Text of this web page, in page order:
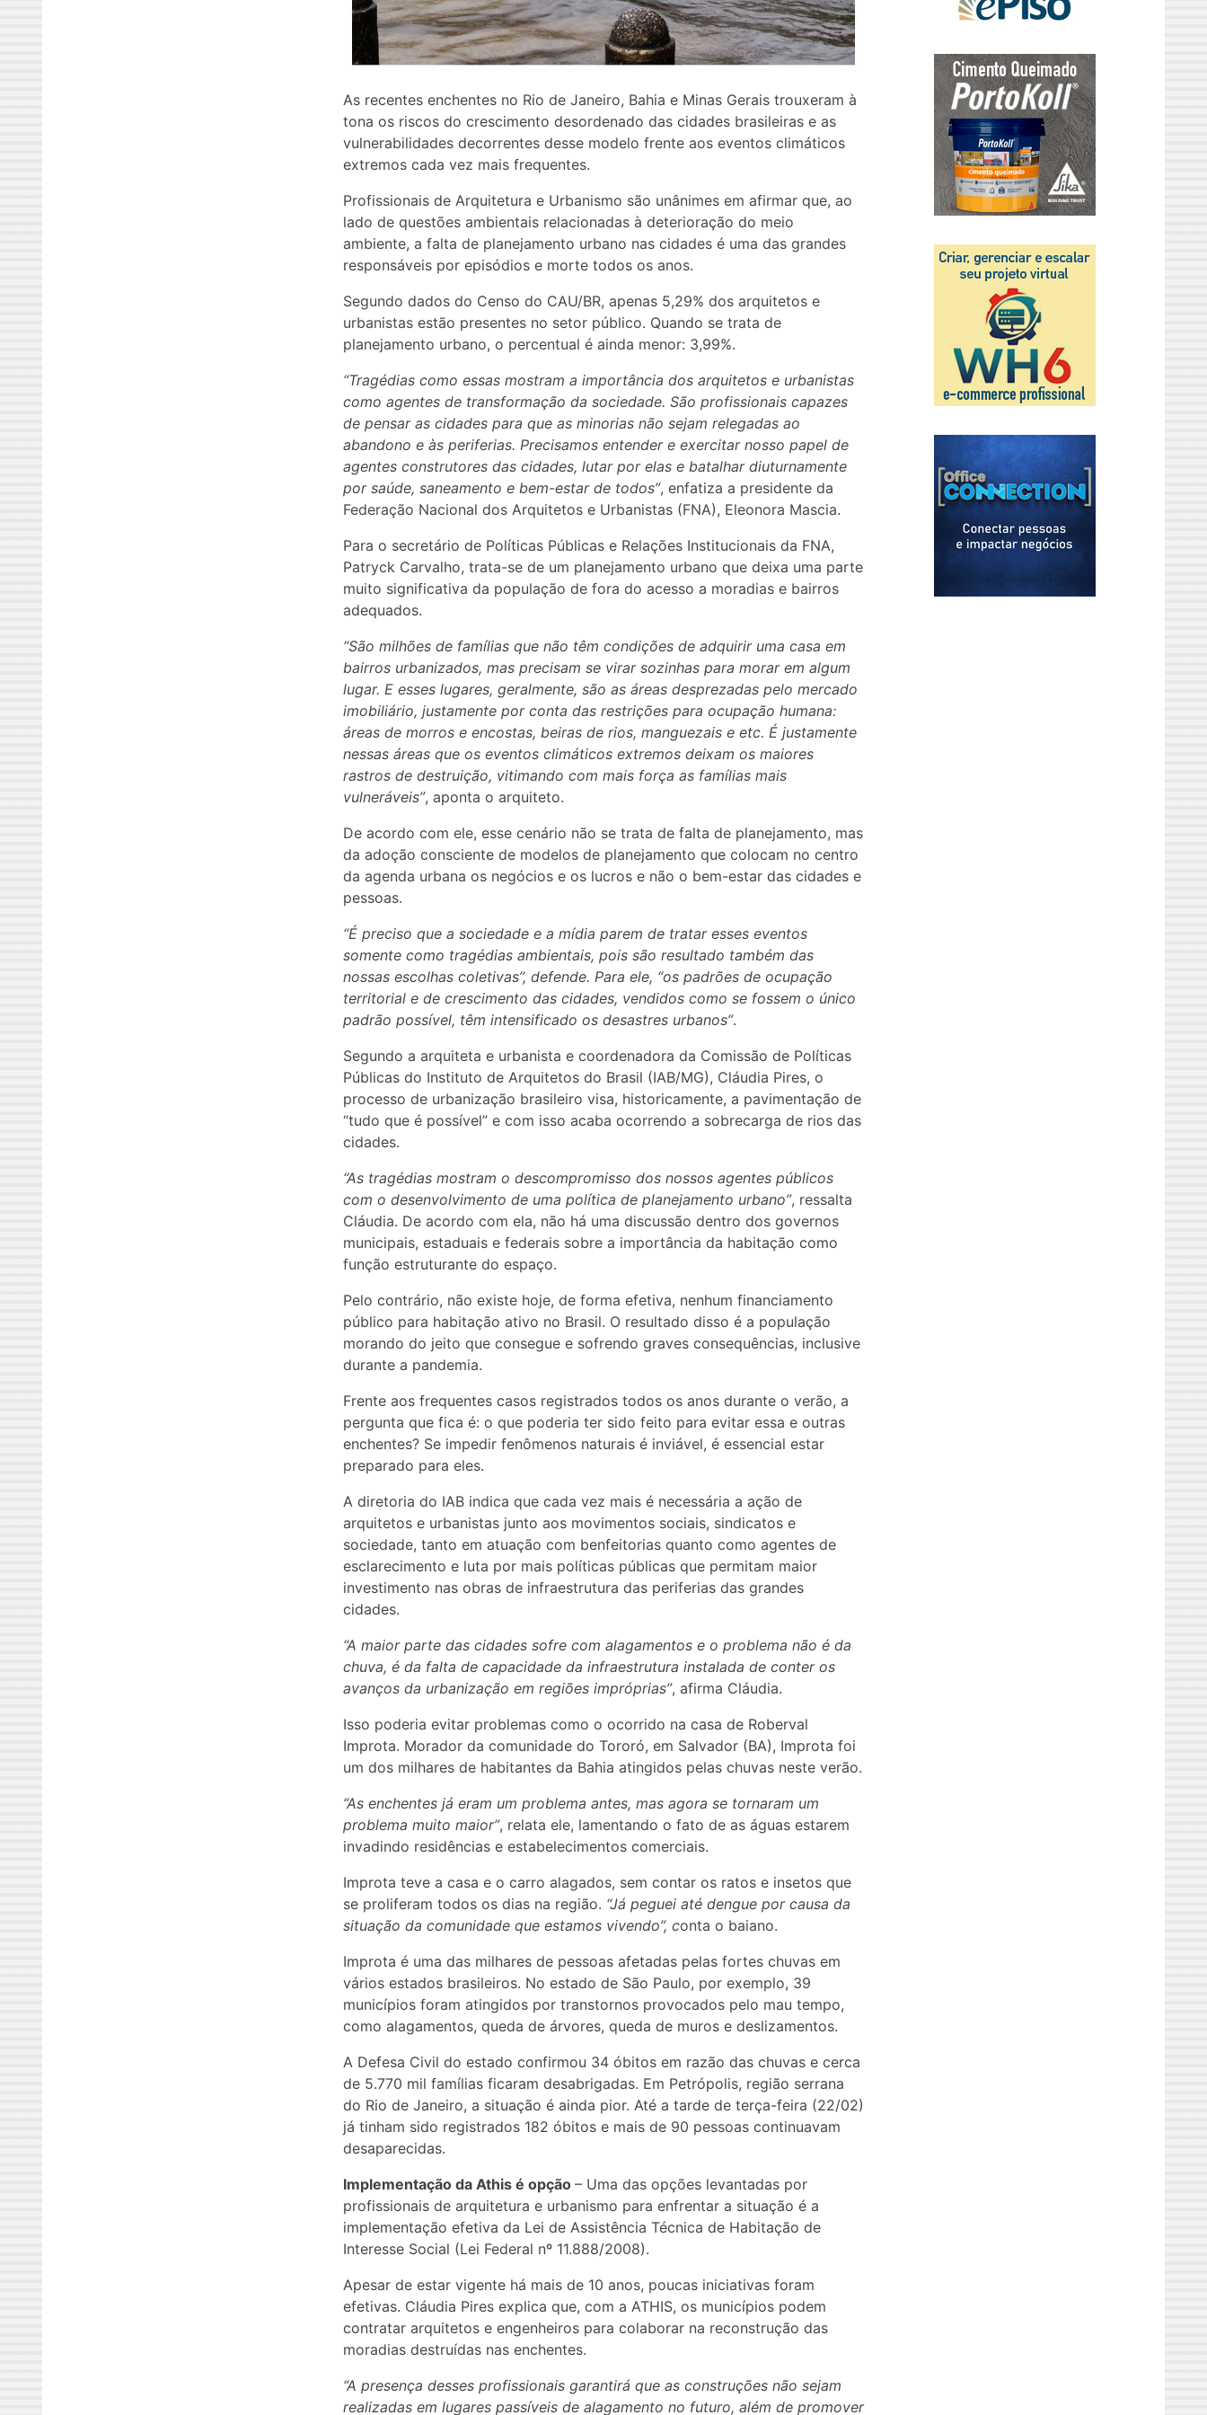
As recentes enchentes no Rio de Janeiro, Bahia e Minas Gerais trouxeram à
tona os riscos do crescimento desordenado das cidades brasileiras e as
vulnerabilidades decorrentes desse modelo frente aos eventos climáticos
extremos cada vez mais frequentes.
Profissionais de Arquitetura e Urbanismo são unânimes em afirmar que, ao
lado de questões ambientais relacionadas à deterioração do meio
ambiente, a falta de planejamento urbano nas cidades é uma das grandes
responsáveis por episódios e morte todos os anos.
Segundo dados do Censo do CAU/BR, apenas 5,29% dos arquitetos e
urbanistas estão presentes no setor público. Quando se trata de
planejamento urbano, o percentual é ainda menor: 3,99%.
“Tragédias como essas mostram a importância dos arquitetos e urbanistas
como agentes de transformação da sociedade. São profissionais capazes
de pensar as cidades para que as minorias não sejam relegadas ao
abandono e às periferias. Precisamos entender e exercitar nosso papel de
agentes construtores das cidades, lutar por elas e batalhar diuturnamente
por saúde, saneamento e bem-estar de todos”, enfatiza a presidente da
Federação Nacional dos Arquitetos e Urbanistas (FNA), Eleonora Mascia.
Para o secretário de Políticas Públicas e Relações Institucionais da FNA,
Patryck Carvalho, trata-se de um planejamento urbano que deixa uma parte
muito significativa da população de fora do acesso a moradias e bairros
adequados.
“São milhões de famílias que não têm condições de adquirir uma casa em
bairros urbanizados, mas precisam se virar sozinhas para morar em algum
lugar. E esses lugares, geralmente, são as áreas desprezadas pelo mercado
imobiliário, justamente por conta das restrições para ocupação humana:
áreas de morros e encostas, beiras de rios, manguezais e etc. É justamente
nessas áreas que os eventos climáticos extremos deixam os maiores
rastros de destruição, vitimando com mais força as famílias mais
vulneráveis”, aponta o arquiteto.
De acordo com ele, esse cenário não se trata de falta de planejamento, mas
da adoção consciente de modelos de planejamento que colocam no centro
da agenda urbana os negócios e os lucros e não o bem-estar das cidades e
pessoas.
“É preciso que a sociedade e a mídia parem de tratar esses eventos
somente como tragédias ambientais, pois são resultado também das
nossas escolhas coletivas”, defende. Para ele, “os padrões de ocupação
territorial e de crescimento das cidades, vendidos como se fossem o único
padrão possível, têm intensificado os desastres urbanos”.
Segundo a arquiteta e urbanista e coordenadora da Comissão de Políticas
Públicas do Instituto de Arquitetos do Brasil (IAB/MG), Cláudia Pires, o
processo de urbanização brasileiro visa, historicamente, a pavimentação de
“tudo que é possível” e com isso acaba ocorrendo a sobrecarga de rios das
cidades.
“As tragédias mostram o descompromisso dos nossos agentes públicos
com o desenvolvimento de uma política de planejamento urbano”, ressalta
Cláudia. De acordo com ela, não há uma discussão dentro dos governos
municipais, estaduais e federais sobre a importância da habitação como
função estruturante do espaço.
Pelo contrário, não existe hoje, de forma efetiva, nenhum financiamento
público para habitação ativo no Brasil. O resultado disso é a população
morando do jeito que consegue e sofrendo graves consequências, inclusive
durante a pandemia.
Frente aos frequentes casos registrados todos os anos durante o verão, a
pergunta que fica é: o que poderia ter sido feito para evitar essa e outras
enchentes? Se impedir fenômenos naturais é inviável, é essencial estar
preparado para eles.
A diretoria do IAB indica que cada vez mais é necessária a ação de
arquitetos e urbanistas junto aos movimentos sociais, sindicatos e
sociedade, tanto em atuação com benfeitorias quanto como agentes de
esclarecimento e luta por mais políticas públicas que permitam maior
investimento nas obras de infraestrutura das periferias das grandes
cidades.
“A maior parte das cidades sofre com alagamentos e o problema não é da
chuva, é da falta de capacidade da infraestrutura instalada de conter os
avanços da urbanização em regiões impróprias”, afirma Cláudia.
Isso poderia evitar problemas como o ocorrido na casa de Roberval
Improta. Morador da comunidade do Tororó, em Salvador (BA), Improta foi
um dos milhares de habitantes da Bahia atingidos pelas chuvas neste verão.
“As enchentes já eram um problema antes, mas agora se tornaram um
problema muito maior”, relata ele, lamentando o fato de as águas estarem
invadindo residências e estabelecimentos comerciais.
Improta teve a casa e o carro alagados, sem contar os ratos e insetos que
se proliferam todos os dias na região. “Já peguei até dengue por causa da
situação da comunidade que estamos vivendo”, conta o baiano.
Improta é uma das milhares de pessoas afetadas pelas fortes chuvas em
vários estados brasileiros. No estado de São Paulo, por exemplo, 39
municípios foram atingidos por transtornos provocados pelo mau tempo,
como alagamentos, queda de árvores, queda de muros e deslizamentos.
A Defesa Civil do estado confirmou 34 óbitos em razão das chuvas e cerca
de 5.770 mil famílias ficaram desabrigadas. Em Petrópolis, região serrana
do Rio de Janeiro, a situação é ainda pior. Até a tarde de terça-feira (22/02)
já tinham sido registrados 182 óbitos e mais de 90 pessoas continuavam
desaparecidas.
Implementação da Athis é opção – Uma das opções levantadas por
profissionais de arquitetura e urbanismo para enfrentar a situação é a
implementação efetiva da Lei de Assistência Técnica de Habitação de
Interesse Social (Lei Federal nº 11.888/2008).
Apesar de estar vigente há mais de 10 anos, poucas iniciativas foram
efetivas. Cláudia Pires explica que, com a ATHIS, os municípios podem
contratar arquitetos e engenheiros para colaborar na reconstrução das
moradias destruídas nas enchentes.
“A presença desses profissionais garantirá que as construções não sejam
realizadas em lugares passíveis de alagamento no futuro, além de promover